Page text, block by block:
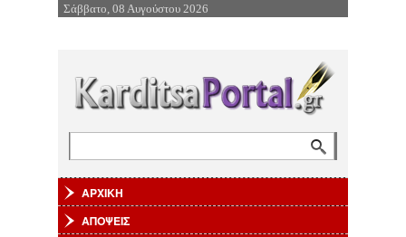
Επιστροφή στην Πλοήγηση
Σάββατο, 08 Αυγούστου 2026
ΑΡΧΙΚΗ
ΑΠΟΨΕΙΣ